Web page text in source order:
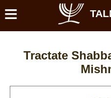
≡
Tractate